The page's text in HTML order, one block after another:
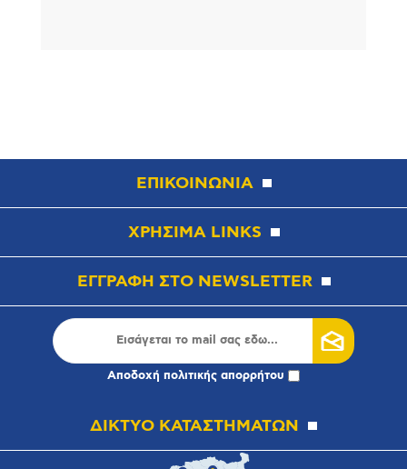
ΕΠΙΚΟΙΝΩΝΙΑ
ΧΡΗΣΙΜΑ LINKS
ΕΓΓΡΑΦΗ ΣΤΟ NEWSLETTER
Αποδοχή πολιτικής απορρήτου
ΔΙΚΤΥΟ ΚΑΤΑΣΤΗΜΑΤΩΝ